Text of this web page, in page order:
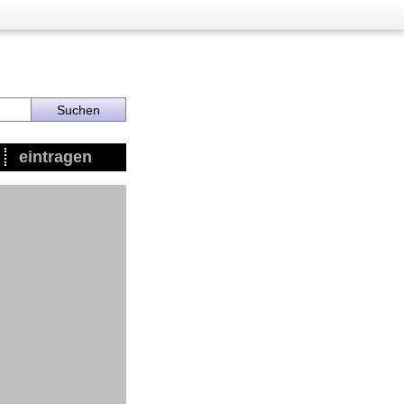
eintragen